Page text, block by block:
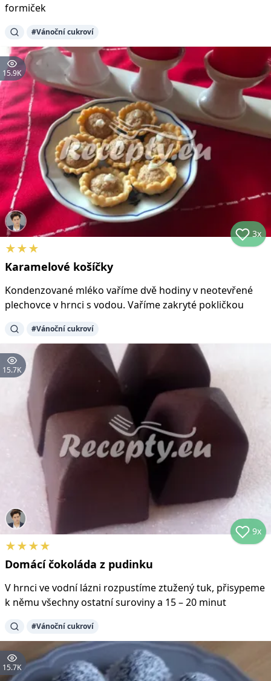
formiček
#Vánoční cukroví
15.9K
3x
★★★
Karamelové košíčky
Kondenzované mléko vaříme dvě hodiny v neotevřené
plechovce v hrnci s vodou. Vaříme zakryté pokličkou
#Vánoční cukroví
15.7K
9x
★★★★
Domácí čokoláda z pudinku
V hrnci ve vodní lázni rozpustíme ztužený tuk, přisypeme
k němu všechny ostatní suroviny a 15 – 20 minut
#Vánoční cukroví
15.7K